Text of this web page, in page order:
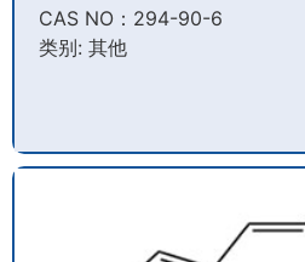
CAS NO：294-90-6​
类别: 其他